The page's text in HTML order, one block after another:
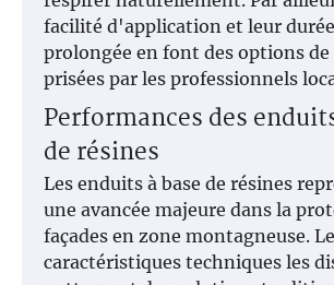
facilité d'application et leur
prolongée en font des options de
prisées par les professionnels
Performances des
de résines
Les enduits à base de résines
une avancée majeure dans la
façades en zone montagneuse.
caractéristiques techniques les